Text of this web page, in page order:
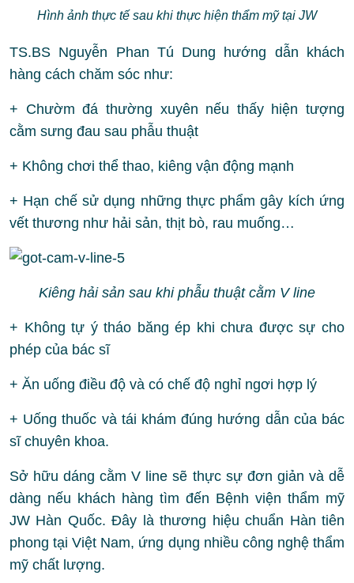
Hình ảnh thực tế sau khi thực hiện thẩm mỹ tại JW
TS.BS Nguyễn Phan Tú Dung hướng dẫn khách
hàng cách chăm sóc như:
+ Chườm đá thường xuyên nếu thấy hiện tượng
cằm sưng đau sau phẫu thuật
+ Không chơi thể thao, kiêng vận động mạnh
+ Hạn chế sử dụng những thực phẩm gây kích ứng
vết thương như hải sản, thịt bò, rau muống…
Kiêng hải sản sau khi phẫu thuật cằm V line
+ Không tự ý tháo băng ép khi chưa được sự cho
phép của bác sĩ
+ Ăn uống điều độ và có chế độ nghỉ ngơi hợp lý
+ Uống thuốc và tái khám đúng hướng dẫn của bác
sĩ chuyên khoa.
Sở hữu dáng cằm V line sẽ thực sự đơn giản và dễ
dàng nếu khách hàng tìm đến Bệnh viện thẩm mỹ
JW Hàn Quốc. Đây là thương hiệu chuẩn Hàn tiên
phong tại Việt Nam, ứng dụng nhiều công nghệ thẩm
mỹ chất lượng.